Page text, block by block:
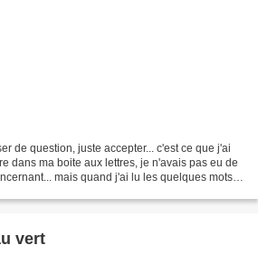
de question, juste accepter... c'est ce que j'ai
dans ma boite aux lettres, je n'avais pas eu de
mais quand j'ai lu les quelques mots
vert